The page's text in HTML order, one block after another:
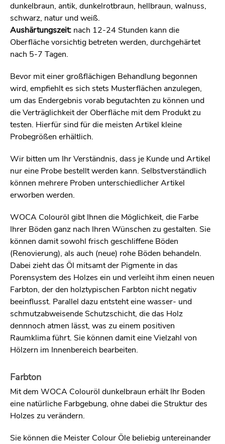
dunkelbraun, antik, dunkelrotbraun, hellbraun, walnuss,
schwarz, natur und weiß.
Aushärtungszeit: nach 12-24 Stunden kann die
Oberfläche vorsichtig betreten werden, durchgehärtet
nach 5-7 Tagen.
Bevor mit einer großflächigen Behandlung begonnen
wird, empfiehlt es sich stets Musterflächen anzulegen,
um das Endergebnis vorab begutachten zu können und
die Verträglichkeit der Oberfläche mit dem Produkt zu
testen. Hierfür sind für die meisten Artikel kleine
Probegrößen erhältlich.
Wir bitten um Ihr Verständnis, dass je Kunde und Artikel
nur eine Probe bestellt werden kann. Selbstverständlich
können mehrere Proben unterschiedlicher Artikel
erworben werden.
WOCA Colouröl gibt Ihnen die Möglichkeit, die Farbe
Ihrer Böden ganz nach Ihren Wünschen zu gestalten. Sie
können damit sowohl frisch geschliffene Böden
(Renovierung), als auch (neue) rohe Böden behandeln.
Dabei zieht das Öl mitsamt der Pigmente in das
Porensystem des Holzes ein und verleiht ihm einen neuen
Farbton, der den holztypischen Farbton nicht negativ
beeinflusst. Parallel dazu entsteht eine wasser- und
schmutzabweisende Schutzschicht, die das Holz
dennnoch atmen lässt, was zu einem positiven
Raumklima führt. Sie können damit eine Vielzahl von
Hölzern im Innenbereich bearbeiten.
Farbton
Mit dem WOCA Colouröl dunkelbraun erhält Ihr Boden
eine natürliche Farbgebung, ohne dabei die Struktur des
Holzes zu verändern.
Sie können die Meister Colour Öle beliebig untereinander